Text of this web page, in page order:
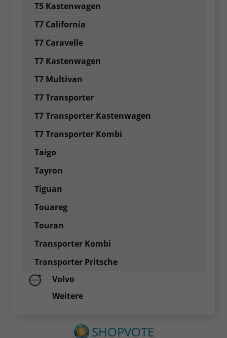
T5 Kastenwagen
T7 California
T7 Caravelle
T7 Kastenwagen
T7 Multivan
T7 Transporter
T7 Transporter Kastenwagen
T7 Transporter Kombi
Taigo
Tayron
Tiguan
Touareg
Touran
Transporter Kombi
Transporter Pritsche
Volvo
Weitere